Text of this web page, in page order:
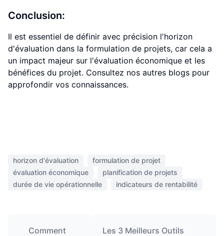
Conclusion:
Il est essentiel de définir avec précision l'horizon
d'évaluation dans la formulation de projets, car cela a
un impact majeur sur l'évaluation économique et les
bénéfices du projet. Consultez nos autres blogs pour
approfondir vos connaissances.
horizon d'évaluation
formulation de projet
évaluation économique
planification de projets
durée de vie opérationnelle
indicateurs de rentabilité
Comment
Les 3 Meilleurs Outils